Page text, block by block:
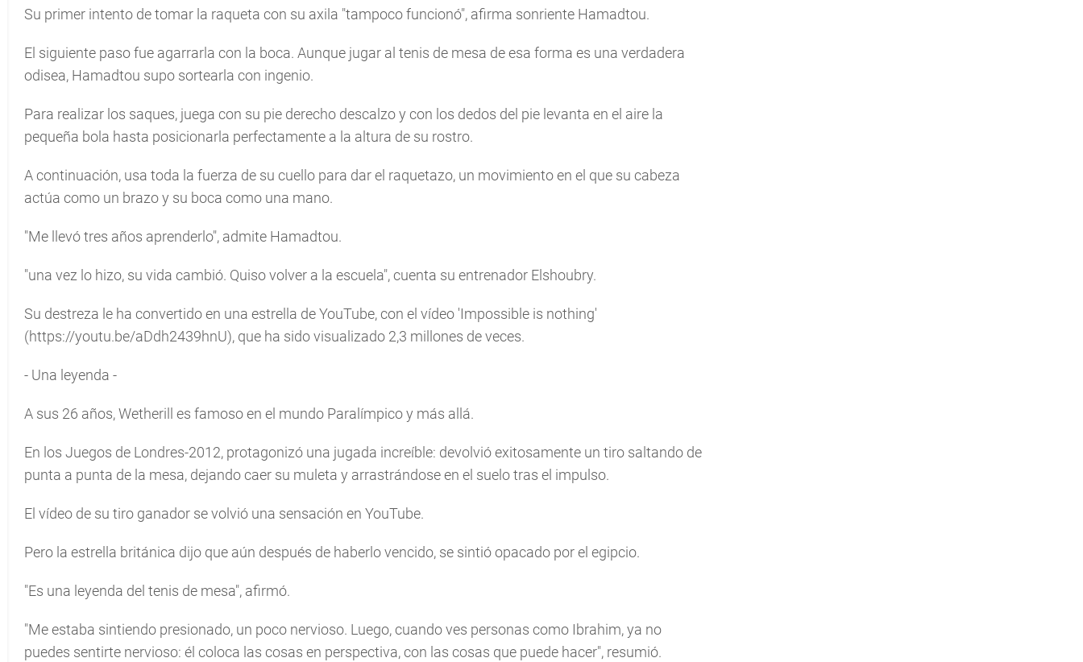
Su primer intento de tomar la raqueta con su axila "tampoco funcionó", afirma sonriente Hamadtou.
El siguiente paso fue agarrarla con la boca. Aunque jugar al tenis de mesa de esa forma es una verdadera
odisea, Hamadtou supo sortearla con ingenio.
Para realizar los saques, juega con su pie derecho descalzo y con los dedos del pie levanta en el aire la
pequeña bola hasta posicionarla perfectamente a la altura de su rostro.
A continuación, usa toda la fuerza de su cuello para dar el raquetazo, un movimiento en el que su cabeza
actúa como un brazo y su boca como una mano.
"Me llevó tres años aprenderlo", admite Hamadtou.
"una vez lo hizo, su vida cambió. Quiso volver a la escuela", cuenta su entrenador Elshoubry.
Su destreza le ha convertido en una estrella de YouTube, con el vídeo 'Impossible is nothing'
(https://youtu.be/aDdh2439hnU), que ha sido visualizado 2,3 millones de veces.
- Una leyenda -
A sus 26 años, Wetherill es famoso en el mundo Paralímpico y más allá.
En los Juegos de Londres-2012, protagonizó una jugada increíble: devolvió exitosamente un tiro saltando de
punta a punta de la mesa, dejando caer su muleta y arrastrándose en el suelo tras el impulso.
El vídeo de su tiro ganador se volvió una sensación en YouTube.
Pero la estrella británica dijo que aún después de haberlo vencido, se sintió opacado por el egipcio.
"Es una leyenda del tenis de mesa", afirmó.
"Me estaba sintiendo presionado, un poco nervioso. Luego, cuando ves personas como Ibrahim, ya no
puedes sentirte nervioso: él coloca las cosas en perspectiva, con las cosas que puede hacer", resumió.